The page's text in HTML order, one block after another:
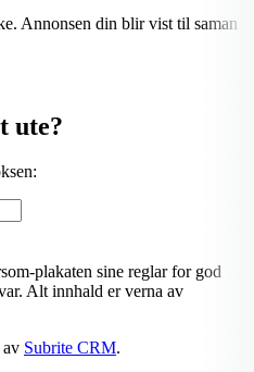
Annonsen din blir vist til saman
ute?
plakaten sine reglar for god
Alt innhald er verna av
av Subrite CRM.